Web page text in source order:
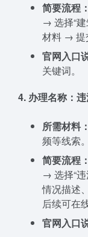
简要流程：
→ 选择“
材料 → 提
官网入口
关键词。
4. 办理名称：
所需材料：
频等线索。
简要流程：
→ 选择“违
情况描述
后续可在
官网入口